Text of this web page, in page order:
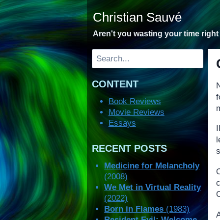
Skip
to
content
Christian Sauvé
Aren't you wasting your time right
Search
CONTENT
Book Reviews
Movie Reviews
Essays
RECENT POSTS
Medicine for Melancholy
(2008)
We Met in Virtual Reality
(2022)
Born in Flames (1983)